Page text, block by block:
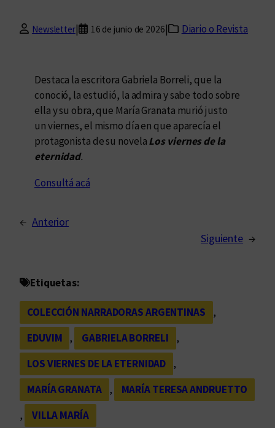
Newsletter| 16 de junio de 2026| Diario o Revista
Destaca la escritora Gabriela Borreli, que la
conoció, la estudió, la admira y sabe todo sobre
ella y su obra, que María Granata murió justo
un viernes, el mismo día en que aparecía el
protagonista de su novelaLos viernes de la
eternidad.
Consultá acá
← Anterior
Siguiente →
Etiquetas:
COLECCIÓN NARRADORAS ARGENTINAS
,
EDUVIM
, GABRIELA BORRELI
,
LOS VIERNES DE LA ETERNIDAD
,
MARÍA GRANATA
,
MARÍA TERESA ANDRUETTO
,
VILLA MARÍA